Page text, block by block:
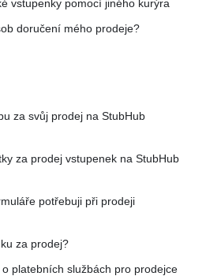
vstupenky pomocí jiného kurýra
doručení mého prodeje?
za svůj prodej na StubHub
za prodej vstupenek na StubHub
potřebuji při prodeji
za prodej?
platebních službách pro prodejce